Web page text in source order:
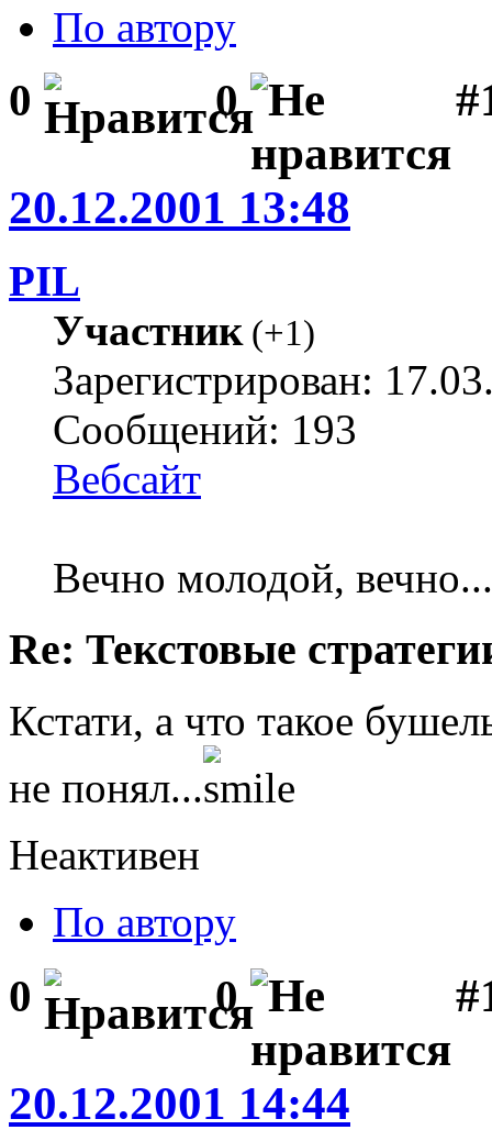
По автору
0 0
20.12.2001 13:48
PIL
Участник(+1)
Зарегистрирован:
Сообщений: 193
Вебсайт
Вечно молодой,
Re: Текстовые
Кстати, а что такое
не понял...
Неактивен
По автору
0 0
20.12.2001 14:44